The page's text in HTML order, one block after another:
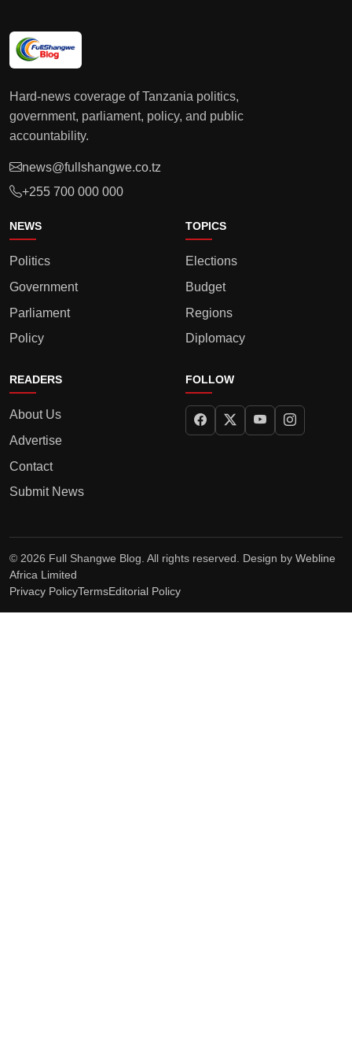
Hard-news coverage of Tanzania politics,
government, parliament, policy, and public
accountability.
news@fullshangwe.co.tz
+255 700 000 000
NEWS
Politics
Government
Parliament
Policy
TOPICS
Elections
Budget
Regions
Diplomacy
READERS
About Us
Advertise
Contact
Submit News
FOLLOW
© 2026 Full Shangwe Blog. All rights reserved. Design by Webline
Africa Limited
Privacy PolicyTermsEditorial Policy